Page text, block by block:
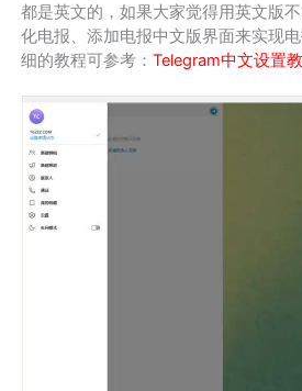
都是英文的，如果大家觉得用英文版
化电报、添加电报中文版界面来实现
细的教程可参考：Telegram中文设置